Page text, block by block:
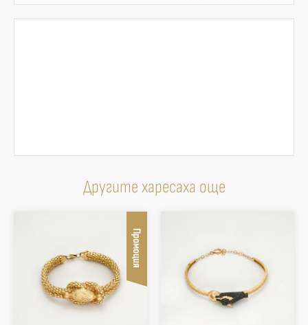
Другите харесаха още
Промоция